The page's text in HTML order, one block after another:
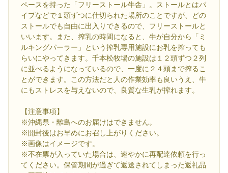
ペースを持った「フリーストール牛舎」。ストールとはパ
イプなどで１頭ずつに仕切られた場所のことですが、どの
ストールでも自由に出入りできるので、フリーストールと
いいます。また、搾乳の時間になると、牛が自分から「ミ
ルキングパーラー」という搾乳専用施設にお乳を搾っても
らいにやってきます。千本松牧場の施設は１２頭ずつ２列
に並べるようになっているので、一度に２４頭まで搾るこ
とができます。この方法だと人の作業効率も良いうえ、牛
にもストレスを与えないので、良質な生乳が搾れます。
【注意事項】
※沖縄県・離島へのお届けはできません。
※開封後はお早めにお召し上がりください。
※画像はイメージです。
※不在票が入っていた場合は、速やかに再配達依頼を行っ
てください。保管期間が過ぎて返送されてしまった返礼品